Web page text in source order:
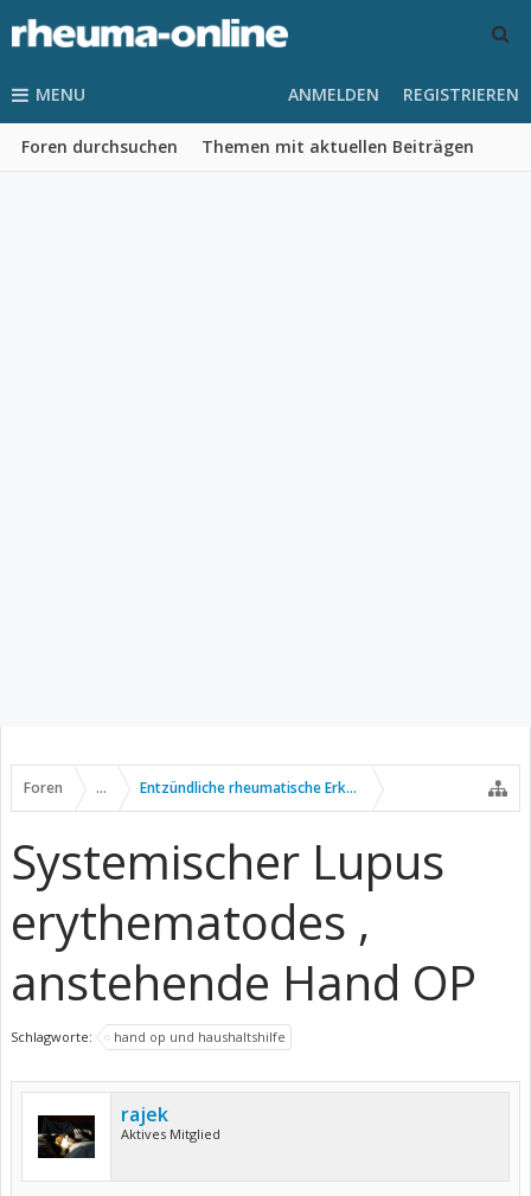
MENU
Foren durchsuchen Themen mit aktuellen Beiträgen
ANMELDEN REGISTRIEREN
Foren ... Entzündliche rheumatische Erkrankungen
Systemischer Lupus
erythematodes ,
anstehende Hand OP
Schlagworte: hand op und haushaltshilfe
rajek
Aktives Mitglied